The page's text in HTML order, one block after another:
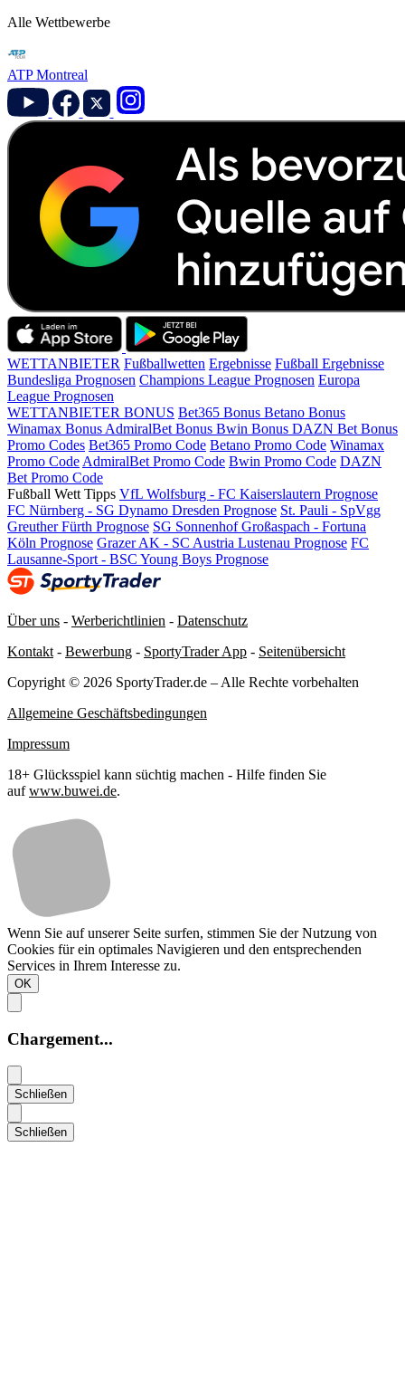
Alle Wettbewerbe
ATP Montreal
WETTANBIETER Fußballwetten Ergebnisse Fußball Ergebnisse
Bundesliga Prognosen Champions League Prognosen Europa
League Prognosen
WETTANBIETER BONUS Bet365 Bonus Betano Bonus
Winamax Bonus AdmiralBet Bonus Bwin Bonus DAZN Bet Bonus
Promo Codes Bet365 Promo Code Betano Promo Code Winamax
Promo Code AdmiralBet Promo Code Bwin Promo Code DAZN
Bet Promo Code
Fußball Wett Tipps VfL Wolfsburg - FC Kaiserslautern Prognose
FC Nürnberg - SG Dynamo Dresden Prognose St. Pauli - SpVgg
Greuther Fürth Prognose SG Sonnenhof Großaspach - Fortuna
Köln Prognose Grazer AK - SC Austria Lustenau Prognose FC
Lausanne-Sport - BSC Young Boys Prognose
Über uns - Werberichtlinien - Datenschutz
Kontakt - Bewerbung - SportyTrader App - Seitenübersicht
Copyright © 2026 SportyTrader.de – Alle Rechte vorbehalten
Allgemeine Geschäftsbedingungen
Impressum
18+ Glücksspiel kann süchtig machen - Hilfe finden Sie
aufwww.buwei.de.
Wenn Sie auf unserer Seite surfen, stimmen Sie der Nutzung von
Cookies für ein optimales Navigieren und den entsprechenden
Services in Ihrem Interesse zu.
OK
Chargement...
Schließen
Schließen